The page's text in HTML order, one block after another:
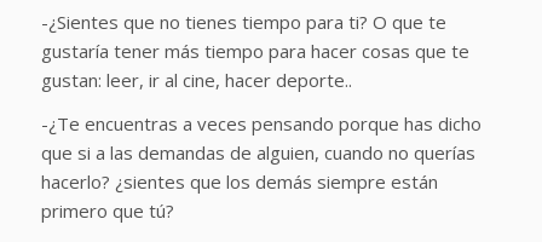
-¿Sientes que no tienes tiempo para ti? O que te
gustaría tener más tiempo para hacer cosas que te
gustan: leer, ir al cine, hacer deporte..
-¿Te encuentras a veces pensando porque has dicho
que si a las demandas de alguien, cuando no querías
hacerlo? ¿sientes que los demás siempre están
primero que tú?